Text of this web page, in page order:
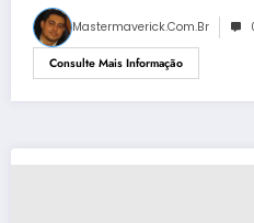
Mastermaverick.com.br
Consulte Mais Informação